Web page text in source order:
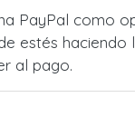
PayPal como
estés
al pago.